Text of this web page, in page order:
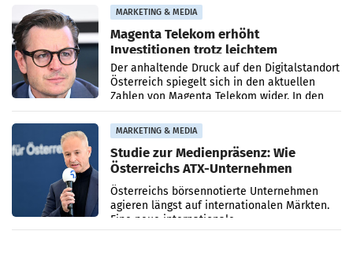
Zensur bei der Agentur während der Zeit
MARKETING & MEDIA
Magenta Telekom erhöht
Investitionen trotz leichtem
Umsatzrückgang
Der anhaltende Druck auf den Digitalstandort
Österreich spiegelt sich in den aktuellen
Zahlen von Magenta Telekom wider. In den
ersten sechs Monaten des laufenden Jahres
verzeichnete
MARKETING & MEDIA
Studie zur Medienpräsenz: Wie
Österreichs ATX-Unternehmen
international wahrgenommen
werden
Österreichs börsennotierte Unternehmen
agieren längst auf internationalen Märkten.
Eine neue internationale
Medienresonanzanalyse untersucht die